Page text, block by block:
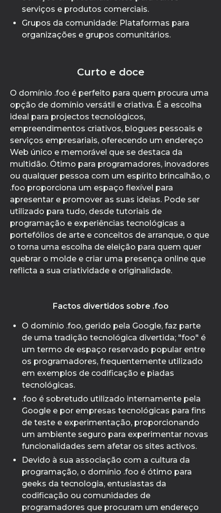
serviços e produtos comerciais.
Grupos da comunidade: Plataformas para
organizações e grupos comunitários.
Curto e doce
O domínio .foo é perfeito para quem procura uma
opção de domínio versátil e criativa. É a escolha
ideal para projectos tecnológicos,
empreendimentos criativos, blogues pessoais e
serviços empresariais, oferecendo um endereço
Web único e memorável que se destaca da
multidão. Ótimo para programadores, inovadores
ou qualquer pessoa com um espírito brincalhão, o
.foo proporciona um espaço flexível para
apresentar e promover as suas ideias. Pode ser
utilizado para tudo, desde tutoriais de
programação e experiências tecnológicas a
portefólios de arte e conceitos de arranque, o que
o torna uma escolha de eleição para quem quer
quebrar o molde e criar uma presença online que
reflicta a sua criatividade e originalidade.
Factos divertidos sobre .foo
O domínio .foo, gerido pela Google, faz parte
de uma tradição tecnológica divertida; "foo" é
um termo de espaço reservado popular entre
os programadores, frequentemente utilizado
em exemplos de codificação e piadas
tecnológicas.
.foo é sobretudo utilizado internamente pela
Google e por empresas tecnológicas para fins
de teste e experimentação, proporcionando
um ambiente seguro para experimentar novas
funcionalidades sem afetar os sites activos.
Devido à sua associação com a cultura da
programação, o domínio .foo é ótimo para
geeks da tecnologia, entusiastas da
codificação ou comunidades de
programadores que procuram um endereço